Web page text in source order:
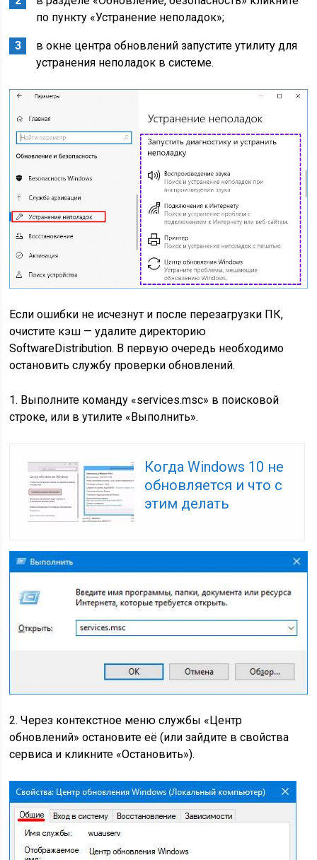
по пункту «Устранение неполадок»;
в окне центра обновлений запустите утилиту для
устранения неполадок в системе.
Если ошибки не исчезнут и после перезагрузки ПК,
очистите кэш — удалите директорию
SoftwareDistribution. В первую очередь необходимо
остановить службу проверки обновлений.
1. Выполните команду «services.msc» в поисковой
строке, или в утилите «Выполнить».
Когда Windows 10 не
обновляется и что с
этим делать
2. Через контекстное меню службы «Центр
обновлений» остановите её (или зайдите в свойства
сервиса и кликните «Остановить»).